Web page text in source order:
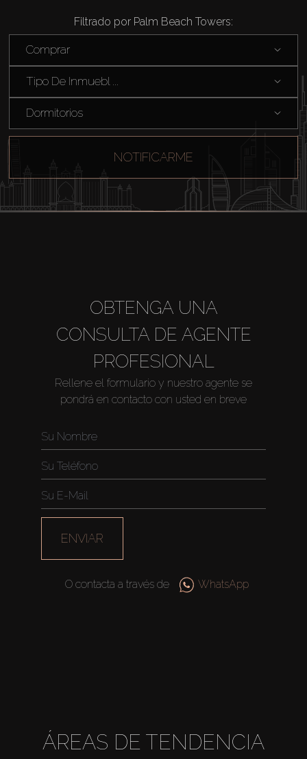
Filtrado por Palm Beach Towers:
Comprar
Tipo De Inmuebl ...
Dormitorios
NOTIFICARME
OBTENGA UNA
CONSULTA DE AGENTE
PROFESIONAL
Rellene el formulario y nuestro agente se
pondrá en contacto con usted en breve
ENVIAR
O contacta a través de WhatsApp
ÁREAS DE TENDENCIA